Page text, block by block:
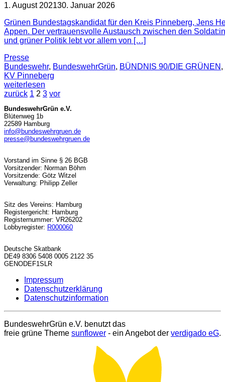
1. August 202130. Januar 2026
Grünen Bundestagskandidat für den Kreis Pinneberg, Jens
Appen. Der vertrauensvolle Austausch zwischen den
und grüner Politik lebt vor allem von […]
Presse
Bundeswehr, BundeswehrGrün, BÜNDNIS 90/DIE GRÜNEN ,
KV Pinneberg
weiterlesen
zurück 1 2 3 vor
BundeswehrGrün e.V.
Blütenweg 1b
22589 Hamburg
info@bundeswehrgruen.de
presse@bundeswehrgruen.de
Vorstand im Sinne § 26 BGB
Vorsitzender: Norman Böhm
Vorsitzende: Götz Witzel
Verwaltung: Philipp Zeller
Sitz des Vereins: Hamburg
Registergericht: Hamburg
Registernummer: VR26202
Lobbyregister: R000060
Deutsche Skatbank
DE49 8306 5408 0005 2122 35
GENODEF1SLR
Impressum
Datenschutzerklärung
Datenschutzinformation
BundeswehrGrün e.V. benutzt das
freie grüne Theme sunflower ‐ ein Angebot der verdigado eG.